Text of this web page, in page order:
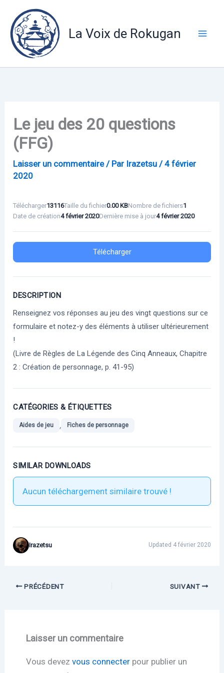
contenu
La Voix de Rokugan
Le jeu des 20 questions
(FFG)
Laisser un commentaire / Par Irazetsu /4 février
2020
Télécharger13116Taille du fichier0.00 KBNombre de fichiers1
Date de création4 février 2020Dernière mise à jour4 février 2020
Télécharger
DESCRIPTION
Renseignez vos réponses au jeu des vingt questions sur ce
formulaire et notez-y des éléments à utiliser ultérieurement
!
(Livre de Règles de La Légende des Cinq Anneaux, Chapitre
2 : Création de personnage, p. 41-95)
CATÉGORIES & ÉTIQUETTES
Aides de jeu , Fiches de personnage
SIMILAR DOWNLOADS
Aucun téléchargement similaire trouvé !
Irazetsu Updated 4 février 2020
PRÉCÉDENT SUIVANT
Laisser un commentaire
Vous devez vous connecterpour publier un